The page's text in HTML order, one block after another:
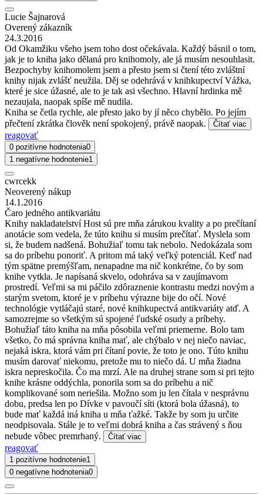
Lucie Šajnarová
Overený zákazník
24.3.2016
Od Okamžiku všeho jsem toho dost očekávala. Každý básnil o tom,
jak je to kniha jako dělaná pro knihomoly, ale já musím nesouhlasit.
Bezpochyby knihomolem jsem a přesto jsem si čtení této zvláštní
knihy nijak zvlášť neužila. Děj se odehrává v knihkupectví Vážka,
které je sice úžasné, ale to je tak asi všechno. Hlavní hrdinka mě
nezaujala, naopak spíše mě nudila.
Kniha se četla rychle, ale přesto jako by jí něco chybělo. Po jejím
přečtení zkrátka člověk není spokojený, právě naopak.
Čítať viac
reagovať
0 pozitívne hodnotenia0
1 negatívne hodnotenie1
cwrcekk
Neoverený nákup
14.1.2016
Čaro jedného antikvariátu
Knihy nakladatelství Host sú pre mňa zárukou kvality a po prečítaní
anotácie som vedela, že túto knihu si musím prečítať. Myslela som
si, že budem nadšená. Bohužiaľ tomu tak nebolo. Nedokázala som
sa do príbehu ponoriť. A pritom má taký veľký potenciál. Keď nad
tým spätne premýšľam, nenapadne ma nič konkrétne, čo by som
knihe vytkla. Je napísaná skvelo, odohráva sa v zaujímavom
prostredí. Veľmi sa mi páčilo zdôraznenie kontrastu medzi novým a
starým svetom, ktoré je v príbehu výrazne bije do očí. Nové
technológie vytláčajú staré, nové knihkupectvá antikvariáty atď. A
samozrejme so všetkým sú spojené ľudské osudy a príbehy.
Bohužiaľ táto kniha na mňa pôsobila veľmi priemerne. Bolo tam
všetko, čo má správna kniha mať, ale chýbalo v nej niečo naviac,
nejaká iskra, ktorá vám pri čítaní povie, že toto je ono. Túto knihu
musím darovať niekomu, pretože mu to niečo dá. U mňa žiadna
iskra nepreskočila. Čo ma mrzí. Ale na druhej strane som si pri tejto
knihe krásne oddýchla, ponorila som sa do príbehu a nič
komplikované som neriešila. Možno som ju len čítala v nesprávnu
dobu, predsa len po Dívke v pavoučí síti (ktorá bola úžasná), to
bude mať každá iná kniha u mňa ťažké. Takže by som ju určite
neodpisovala. Stále je to veľmi dobrá kniha a čas strávený s ňou
nebude vôbec premrhaný.
Čítať viac
reagovať
1 pozitívne hodnotenie1
0 negatívne hodnotenia0